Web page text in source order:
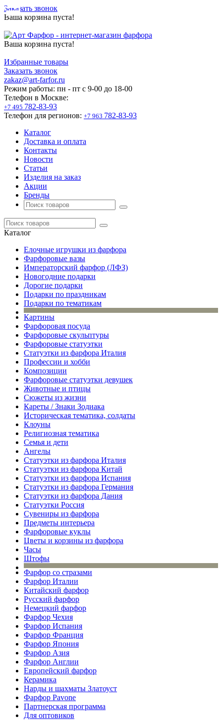
Заказать звонок
Ваша корзина пуста!
Ваша корзина пуста!
Избранные товары
Заказать звонок
zakaz@art-farfor.ru
Режим работы: пн - пт c 9-00 до 18-00
Телефон в Москве:
+7 495 782-83-93
Телефон для регионов: +7 963 782-83-93
Каталог
Доставка и оплата
Контакты
Новости
Статьи
Изделия на заказ
Акции
Бренды
Каталог
Елочные игрушки из фарфора
Фарфоровые вазы
Императорский фарфор (ЛФЗ)
Новогодние подарки
Дорогие подарки
Подарки по праздникам
Подарки по тематикам
Картины
Фарфоровая посуда
Фарфоровые скульптуры
Фарфоровые статуэтки
Статуэтки из фарфора Италия
Профессии и хобби
Композиции
Фарфоровые статуэтки девушек
Животные и птицы
Сюжеты из жизни
Кареты / Знаки Зодиака
Историческая тематика, солдаты
Клоуны
Религиозная тематика
Семья и дети
Ангелы
Статуэтки из фарфора Италия
Статуэтки из фарфора Китай
Статуэтки из фарфора Испания
Статуэтки из фарфора Германия
Статуэтки из фарфора Дания
Статуэтки Россия
Сувениры из фарфора
Предметы интерьера
Фарфоровые куклы
Цветы и корзины из фарфора
Часы
Штофы
Фарфор со стразами
Фарфор Италии
Китайский фарфор
Русский фарфор
Немецкий фарфор
Фарфор Чехия
Фарфор Испания
Фарфор Франция
Фарфор Япония
Фарфор Азия
Фарфор Англии
Европейский фарфор
Керамика
Нарды и шахматы Златоуст
Фарфор Pavone
Партнерская программа
Для оптовиков